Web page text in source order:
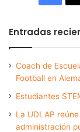
Entradas
Coach de
Football en
Estudiantes
La UDLAP
administración